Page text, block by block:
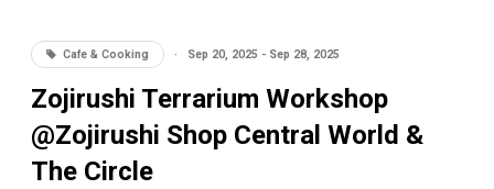
Cafe & Cooking · Sep 20, 2025 - Sep 28, 2025
Zojirushi Terrarium Workshop
@Zojirushi Shop Central World &
The Circle